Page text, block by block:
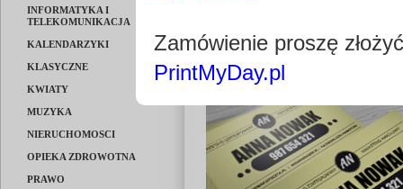
INFORMATYKA I
TELEKOMUNIKACJA
KALENDARZYKI
KLASYCZNE
KWIATY
MUZYKA
NIERUCHOMOSCI
OPIEKA ZDROWOTNA
PRAWO
Wybierz
Zamówienie proszę
PrintMyDay.pl